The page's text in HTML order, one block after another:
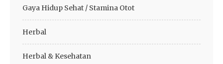
Gaya Hidup Sehat / Stamina Otot
Herbal
Herbal & Kesehatan